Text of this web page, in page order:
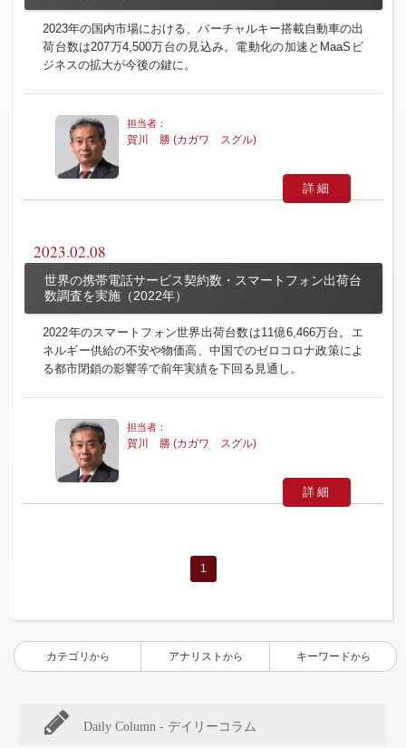
2023年の国内市場における、バーチャルキー搭載自動車の出
荷台数は207万4,500万台の見込み。電動化の加速とMaaSビ
ジネスの拡大が今後の鍵に。
賀川 勝 (カガワ スグル)
詳細
2023.02.08
世界の携帯電話サービス契約数・スマートフォン出荷台
数調査を実施（2022年）
2022年のスマートフォン世界出荷台数は11億6,466万台。エ
ネルギー供給の不安や物価高、中国でのゼロコロナ政策によ
る都市閉鎖の影響等で前年実績を下回る見通し。
賀川 勝 (カガワ スグル)
詳細
1
カテゴリ から アナリスト から キーワードから
Daily Column - デイリーコラム